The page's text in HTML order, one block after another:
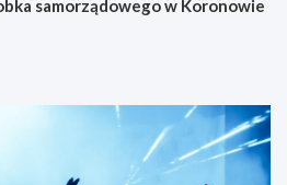
samorządowego w Koronowie